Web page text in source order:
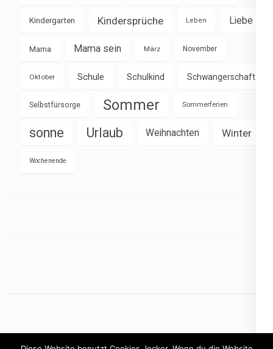
Kindergarten Kindersprüche Leben Liebe
Mama Mama sein März November
Oktober Schule Schulkind Schwangerschaft
Selbstfürsorge Sommer Sommerferien
sonne Urlaub Weihnachten Winter
Wochenende